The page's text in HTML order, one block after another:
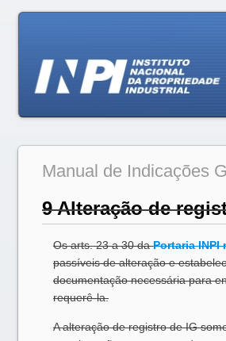
Manual de Indicações
9 Alteração de
Os arts. 23 a 30 daPortaria INPI
passíveis de alteração e
documentação necessária para
requerê-la.
A alteração de registro de IG